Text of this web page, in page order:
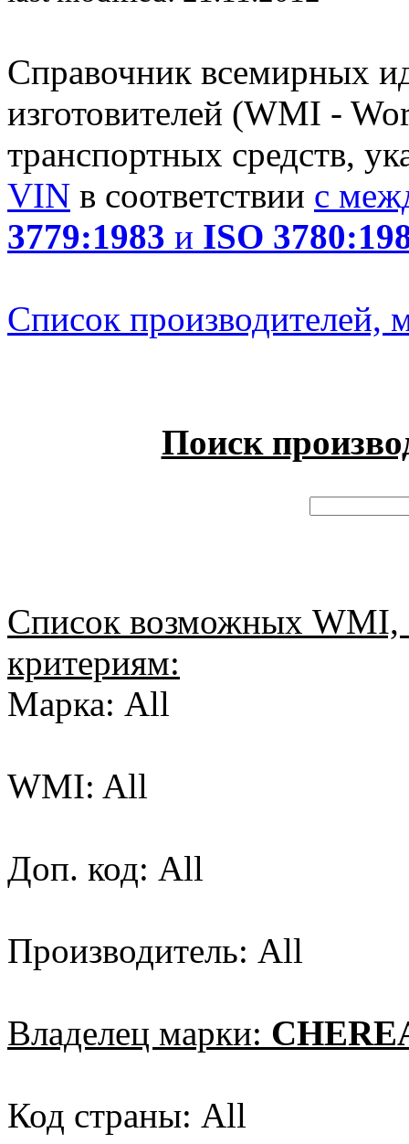
Справочник всемирных
изготовителей (WMI -
транспортных средств,
VIN в соответствии с
3779:1983 и ISO
Список производителей,
Поиск
Список возможных
критериям:
Марка: All
WMI: All
Доп. код: All
Производитель: All
Владелец марки:
Код страны: All